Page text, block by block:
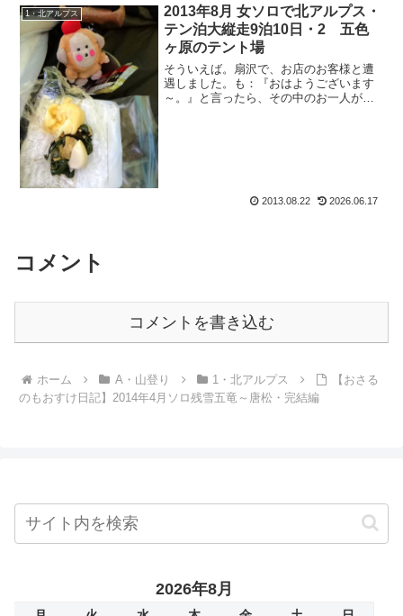
1・北アルプス
2013年8月 女ソロで北アルプス・
テン泊大縦走9泊10日・2 五色
ヶ原のテント場
そういえば。扇沢で、お店のお客様と遭
遇しました。も：『おはようございます
～。』と言ったら、その中のお一人が、
2013.08.22 2026.06.17
コメント
コメントを書き込む
ホーム A・山登り 1・北アルプス
【おさる
のもおすけ日記】2014年4月ソロ残雪五竜～唐松・完結編
2026年8月